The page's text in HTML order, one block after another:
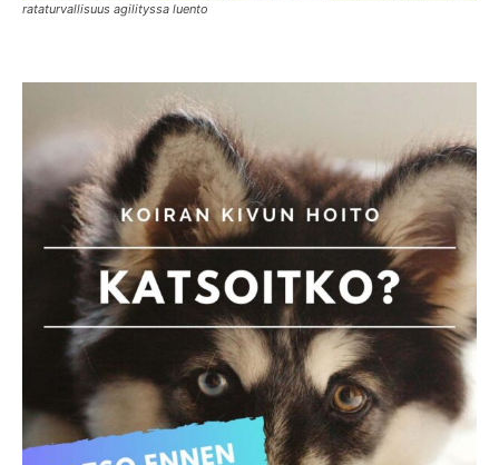
rataturvallisuus agilityssa luento